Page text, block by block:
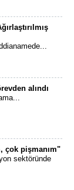
alındı
çok pişmanım"
sektöründe